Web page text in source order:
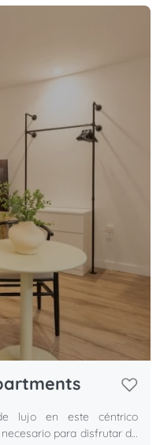
lujo en este céntrico
para disfrutar de